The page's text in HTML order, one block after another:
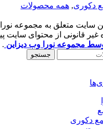
دکوری, همه محصولات
سایت متعلق به مجموعه
غیر قانونی از محتوای سایت
مجموعه نورا وب دیزاین .
جستجو
دکوری